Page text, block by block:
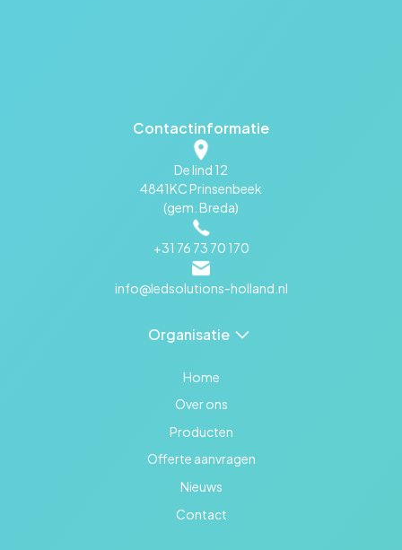
Contactinformatie
De lind 12
4841KC Prinsenbeek
(gem. Breda)
+31 76 73 70 170
info@ledsolutions-holland.nl
Organisatie
Home
Over ons
Producten
Offerte aanvragen
Nieuws
Contact